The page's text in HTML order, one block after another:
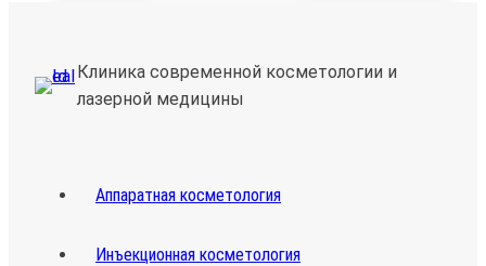
Клиника современной косметологии и
лазерной медицины
Аппаратная косметология
Инъекционная косметология